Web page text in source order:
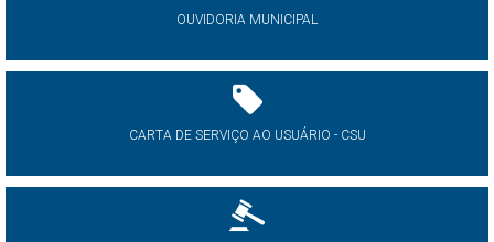
OUVIDORIA MUNICIPAL
CARTA DE SERVIÇO AO USUÁRIO - CSU